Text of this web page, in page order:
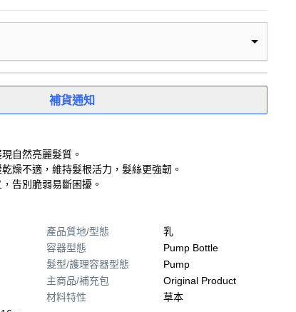
補貨通知
自然亮麗髮質。
燥不適，維持髮根活力，髮絲更強韌。
告別脆弱易斷困擾。
產品質地/型態
乳
容器型態
Pump Bottle
髮型/護理容器型態
Pump
主商品/補充包
Original Product
材料特性
草本